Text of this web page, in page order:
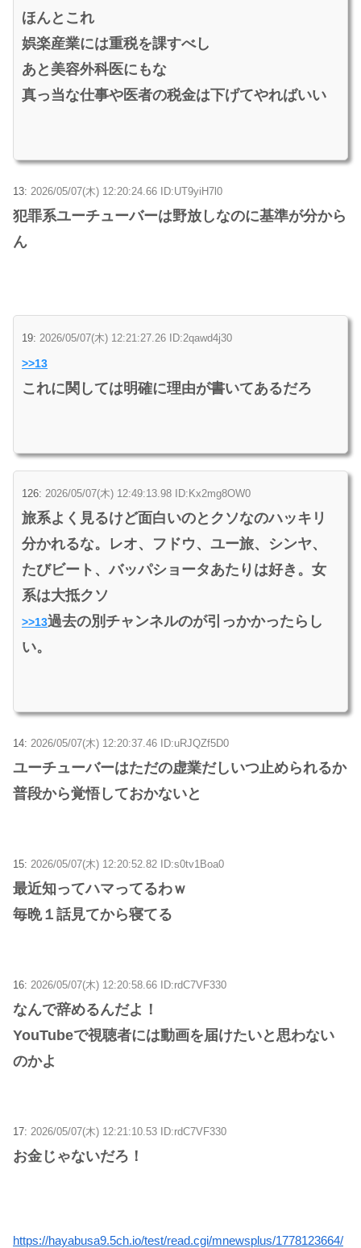
ほんとこれ
娯楽産業には重税を課すべし
あと美容外科医にもな
真っ当な仕事や医者の税金は下げてやればいい
13: 2026/05/07(木) 12:20:24.66 ID:UT9yiH7l0
犯罪系ユーチューバーは野放しなのに基準が分から
ん
19: 2026/05/07(木) 12:21:27.26 ID:2qawd4j30
>>13
これに関しては明確に理由が書いてあるだろ
126: 2026/05/07(木) 12:49:13.98 ID:Kx2mg8OW0
旅系よく見るけど面白いのとクソなのハッキリ
分かれるな。レオ、フドウ、ユー旅、シンヤ、
たびビート、バッパショータあたりは好き。女
系は大抵クソ
>>13過去の別チャンネルのが引っかかったらし
い。
14: 2026/05/07(木) 12:20:37.46 ID:uRJQZf5D0
ユーチューバーはただの虚業だしいつ止められるか
普段から覚悟しておかないと
15: 2026/05/07(木) 12:20:52.82 ID:s0tv1Boa0
最近知ってハマってるわｗ
毎晩１話見てから寝てる
16: 2026/05/07(木) 12:20:58.66 ID:rdC7VF330
なんで辞めるんだよ！
YouTubeで視聴者には動画を届けたいと思わない
のかよ
17: 2026/05/07(木) 12:21:10.53 ID:rdC7VF330
お金じゃないだろ！
https://hayabusa9.5ch.io/test/read.cgi/mnewsplus/1778123664/